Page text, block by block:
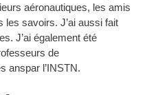
aéronautiques, les amis
les savoirs. J’ai aussi fait
J’ai également été
de
anspar l’INSTN.